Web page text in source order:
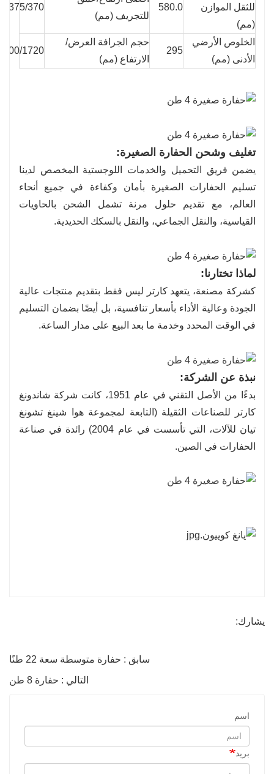
للثقل الموازن
(مم)
580.0
للتجريف (مم)
375/370
الخلوص الأرضي
الأدنى (مم)
295
حجم الجرافة العرض/
الارتفاع (مم)
300/1720
تغليف وشحن الحفارة الصغيرة:
يضمن فريق التحميل والخدمات اللوجستية المخصص لدينا
تسليم الحفارات الصغيرة بأمان وكفاءة في جميع أنحاء
العالم، مع تقديم حلول مرنة تشمل الشحن بالحاويات
القياسية، والنقل الجماعي، والنقل بالسكك الحديدية.
لماذا تختارنا:
كشركة مصنعة، يتعهد كارتر ليس فقط بتقديم منتجات عالية
الجودة وعالية الأداء بأسعار تنافسية، بل أيضًا بضمان التسليم
في الوقت المحدد وخدمة ما بعد البيع على مدار الساعة.
نبذة عن الشركة:
بدءًا من الأصل التقني في عام 1951، كانت شركة شاندونغ
كارتر للصناعات الثقيلة (التابعة لمجموعة هوا شينغ تشونغ
تيان للآلات، التي تأسست في عام 2004) رائدة في صناعة
الحفارات في الصين.
يشارك:
سابق : حفارة متوسطة سعة 22 طنًا
التالي : حفارة 8 طن
اسم
بريد